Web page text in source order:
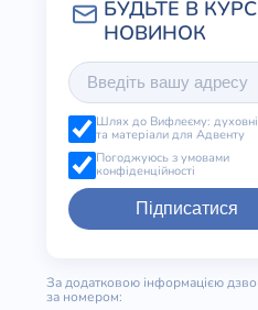
Шлях до Вифлеєму: духовні
та матеріали для Адвенту
Погоджуюсь з умовами
конфіденційності
Підписатися
За додатковою інформацією
за номером: